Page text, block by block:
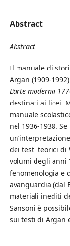
Abstract
Abstract
Il manuale di
Argan (1909-
L’arte moderna
destinati ai licei.
manuale
nel 1936-1938.
dei testi teorici di
volumi degli anni
fenomenologia e
avanguardia (dal
materiali inediti
Sansoni è
sui testi di Argan